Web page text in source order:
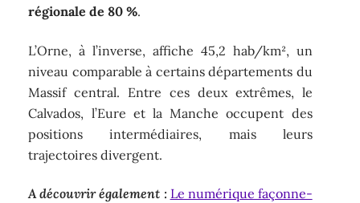
régionale de 80 %.
L’Orne, à l’inverse, affiche 45,2 hab/km², un
niveau comparable à certains départements du
Massif central. Entre ces deux extrêmes, le
Calvados, l’Eure et la Manche occupent des
positions intermédiaires, mais leurs
trajectoires divergent.
A découvrir également : Le numérique façonne-